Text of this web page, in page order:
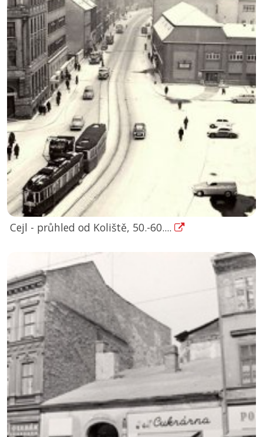
Cejl - průhled od Koliště, 50.-60....